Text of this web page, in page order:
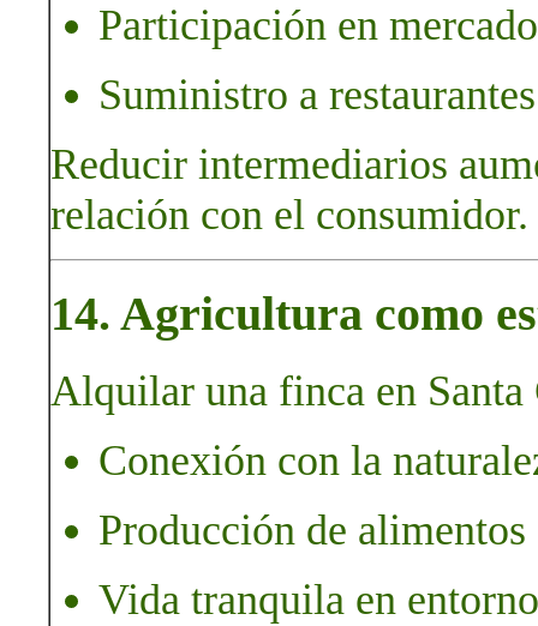
Participación en
Suministro a
Reducir intermediarios
relación con el consumidor.
14. Agricultura como
Alquilar una finca en
Conexión con la
Producción de
Vida tranquila en